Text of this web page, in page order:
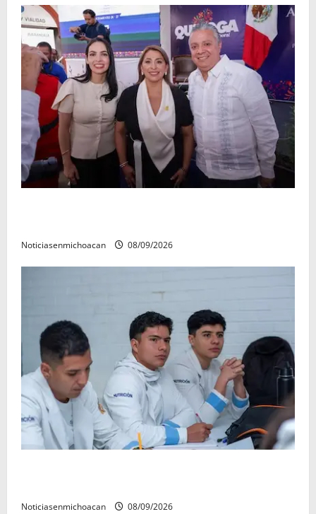
Noticiasenmichoacan 08/09/2026
Noticiasenmichoacan 08/09/2026